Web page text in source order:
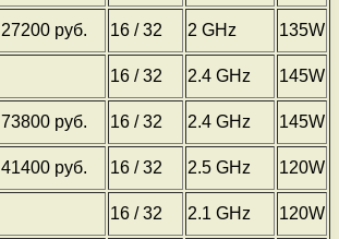
27200 руб. 16 / 32 2 GHz
135W
16 / 32 2.4 GHz
145W
73800 руб. 16 / 32 2.4 GHz
145W
41400 руб. 16 / 32 2.5 GHz
120W
16 / 32 2.1 GHz
120W